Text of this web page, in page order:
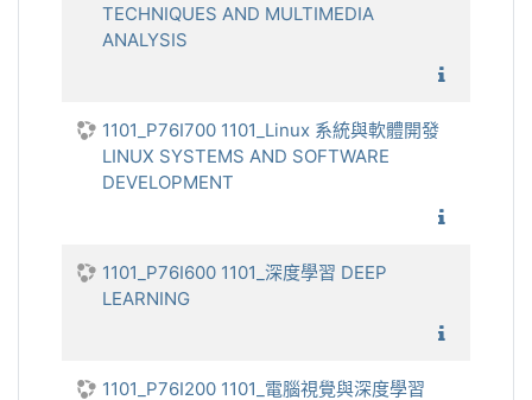
TECHNIQUES AND MULTIMEDIA
ANALYSIS
1101_P76I700 1101_Linux 系統與軟體開發
LINUX SYSTEMS AND SOFTWARE
DEVELOPMENT
1101_P76I600 1101_深度學習 DEEP
LEARNING
1101_P76I200 1101_電腦視覺與深度學習